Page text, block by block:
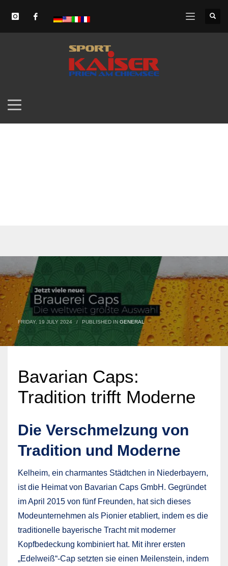
FRIDAY, 19 JULY 2024 / PUBLISHED IN GENERAL
Bavarian Caps:
Tradition trifft Moderne
Die Verschmelzung von
Tradition und Moderne
Kelheim, ein charmantes Städtchen in Niederbayern,
ist die Heimat von Bavarian Caps GmbH. Gegründet
im April 2015 von fünf Freunden, hat sich dieses
Modeunternehmen als Pionier etabliert, indem es die
traditionelle bayerische Tracht mit moderner
Kopfbedeckung kombiniert hat. Mit ihrer ersten
„Edelweiß“-Cap setzten sie einen Meilenstein, indem